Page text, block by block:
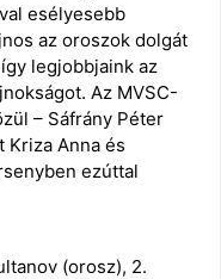
esélyesebb
az oroszok dolgát
legjobbjaink az
Az MVSC-
– Sáfrány Péter
Kriza Anna és
ezúttal
(orosz), 2.